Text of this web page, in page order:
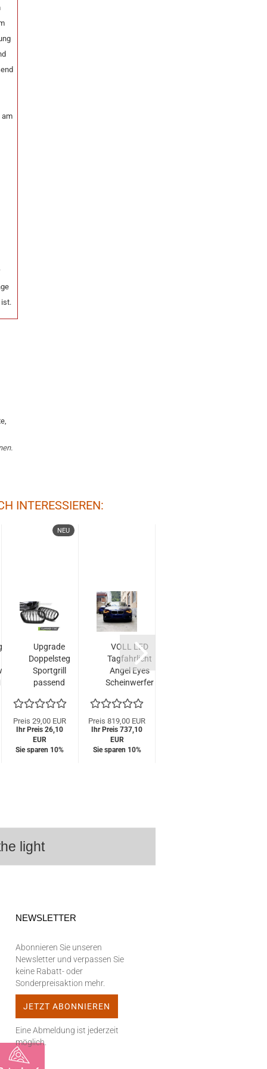
am
ist.
INTERESSIEREN:
NEU
Upgrade
Doppelsteg
Sportgrill
passend
1er
F20/F21
Facelift 15-
18
Hochglanz
Preis 29,00 EUR
Ihr Preis 26,10
EUR
Sie sparen 10%
VOLL LED
Tagfahrlicht
Angel Eyes
Scheinwerfer
BMW 1er
F20/F21 11-
15 schwarz
mit dyn.
Blinker...
Preis 819,00 EUR
Ihr Preis 737,10
EUR
Sie sparen 10%
light
NEWSLETTER
Abonnieren Sie unseren
Newsletter und verpassen Sie
keine Rabatt- oder
Sonderpreisaktion mehr.
Eine Abmeldung ist jederzeit
möglich.